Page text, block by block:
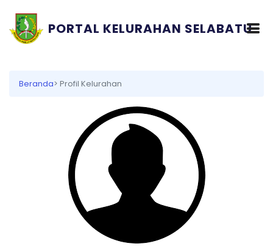
PORTAL KELURAHAN SELABATU
Beranda> Profil Kelurahan